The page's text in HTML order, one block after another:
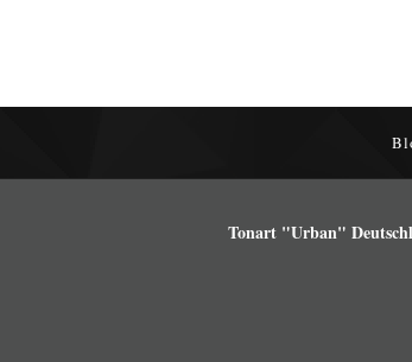
Tonart "Urban"